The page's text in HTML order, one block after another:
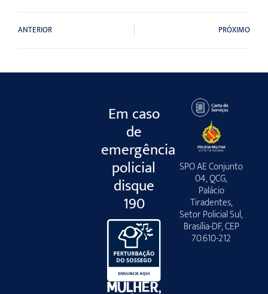
ANTERIOR PRÓXIMO
Em caso
de
emergência
policial
disque
190
SPO AE Conjunto
04, QCG,
Palácio
Tiradentes,
Setor Policial Sul,
Brasília-DF, CEP
70.610-212